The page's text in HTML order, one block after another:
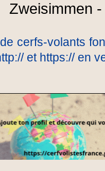
Zweisimmen
cerfs-volants
et https:// en